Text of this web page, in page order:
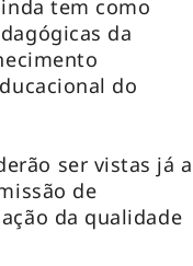
tem como
da
do
ser vistas já a
de
da qualidade